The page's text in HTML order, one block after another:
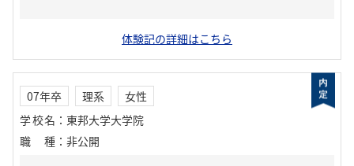
体験記の詳細はこちら
07年卒 理系
女性
学校名 ： 東邦大学大学院
職種 ： 非公開